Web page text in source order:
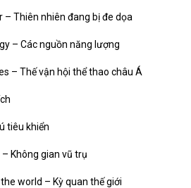
– Thiên nhiên đang bị đe dọa
– Các nguồn năng lượng
– Thế vận hội thể thao châu Á
tiêu khiển
Không gian vũ trụ
world – Kỳ quan thế giới